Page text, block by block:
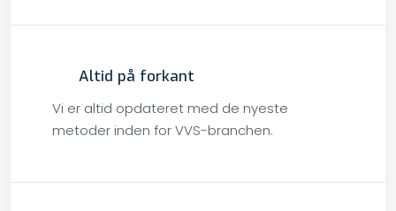
Altid på forkant
Vi er altid opdateret med de nyeste
metoder inden for VVS-branchen.